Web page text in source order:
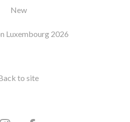
New
Luxembourg 2026
to site